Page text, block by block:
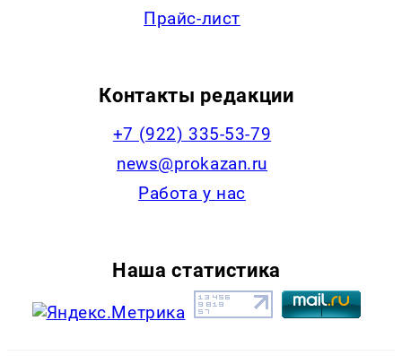
Прайс-лист
Контакты редакции
+7 (922) 335-53-79
news@prokazan.ru
Работа у нас
Наша статистика